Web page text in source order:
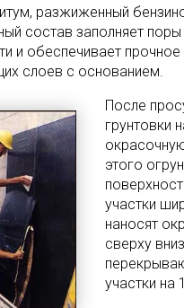
разжиженный
состав заполняет
и обеспечивает прочное
слоев с основанием.
После
грунтовки
этого
участки
наносят
сверху
участки на